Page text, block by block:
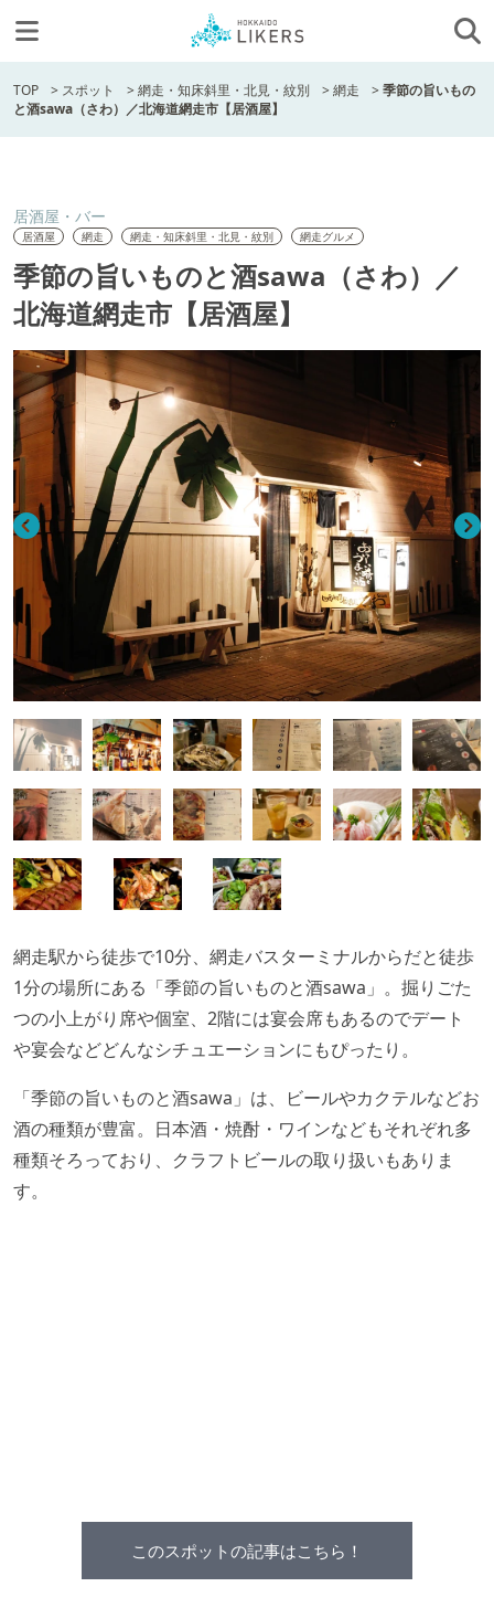
TOP > スポット >網走・知床斜里・北見・紋別 >網走 >季節の旨いもの
と酒sawa（さわ）／北海道網走市【居酒屋】
居酒屋・バー
居酒屋 網走 網走・知床斜里・北見・紋別 網走グルメ
季節の旨いものと酒sawa（さわ）／
北海道網走市【居酒屋】
網走駅から徒歩で10分、網走バスターミナルからだと徒歩
1分の場所にある「季節の旨いものと酒sawa」。 掘りごた
つの小上がり席や個室、 2階には宴会席もあるのでデート
や宴会などどんなシチュエーションにもぴったり。
「季節の旨いものと酒sawa」は、ビールやカクテルなどお
酒の種類が豊富。日本酒・焼酎・ワインなどもそれぞれ多
種類そろっており、クラフトビールの取り扱いもありま
す。
このスポットの記事はこちら！